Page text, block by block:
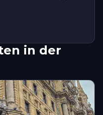
in der